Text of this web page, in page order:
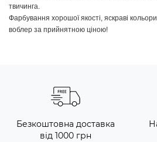
твичинга.
Фарбування хорошої якості, яскраві
воблер за прийнятною ціною!
Безкоштовна доставка
від 1000 грн